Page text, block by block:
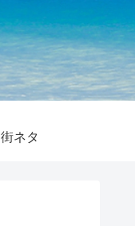
街ネタ